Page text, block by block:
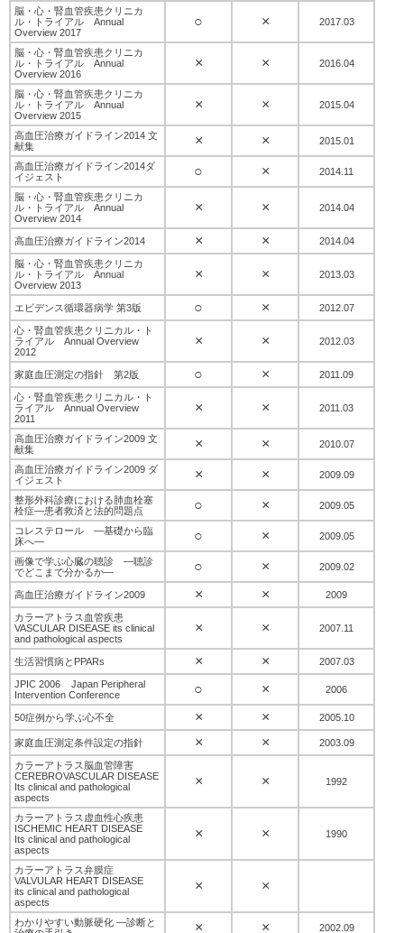
脳・心・腎血管疾患クリニカ
ル・トライアル Annual
Overview 2017
○ × 2017.03
脳・心・腎血管疾患クリニカ
ル・トライアル Annual
Overview 2016
× × 2016.04
脳・心・腎血管疾患クリニカ
ル・トライアル Annual
Overview 2015
× × 2015.04
高血圧治療ガイドライン2014 文
献集
× × 2015.01
高血圧治療ガイドライン2014ダ
イジェスト
○ × 2014.11
脳・心・腎血管疾患クリニカ
ル・トライアル Annual
Overview 2014
× × 2014.04
高血圧治療ガイドライン2014 × × 2014.04
脳・心・腎血管疾患クリニカ
ル・トライアル Annual
Overview 2013
× × 2013.03
エビデンス循環器病学 第3版 ○ × 2012.07
心・腎血管疾患クリニカル・ト
ライアル Annual Overview
2012
× × 2012.03
家庭血圧測定の指針 第2版 ○ × 2011.09
心・腎血管疾患クリニカル・ト
ライアル Annual Overview
2011
× × 2011.03
高血圧治療ガイドライン2009 文
献集
× × 2010.07
高血圧治療ガイドライン2009 ダ
イジェスト
× × 2009.09
整形外科診療における肺血栓塞
栓症―患者救済と法的問題点
○ × 2009.05
コレステロール —基礎から臨
床へ—
○ × 2009.05
画像で学ぶ心臓の聴診 —聴診
でどこまで分かるか—
○ × 2009.02
高血圧治療ガイドライン2009 × × 2009
カラーアトラス血管疾患
VASCULAR DISEASE its clinical
and pathological aspects
× × 2007.11
生活習慣病とPPARs × × 2007.03
JPIC 2006 Japan Peripheral
Intervention Conference
○ × 2006
50症例から学ぶ心不全 × × 2005.10
家庭血圧測定条件設定の指針 × × 2003.09
カラーアトラス脳血管障害
CEREBROVASCULAR DISEASE
Its clinical and pathological
aspects
× × 1992
カラーアトラス虚血性心疾患
ISCHEMIC HEART DISEASE
Its clinical and pathological
aspects
× × 1990
カラーアトラス弁膜症
VALVULAR HEART DISEASE
its clinical and pathological
aspects
× ×
わかりやすい動脈硬化 —診断と
× × 2002.09